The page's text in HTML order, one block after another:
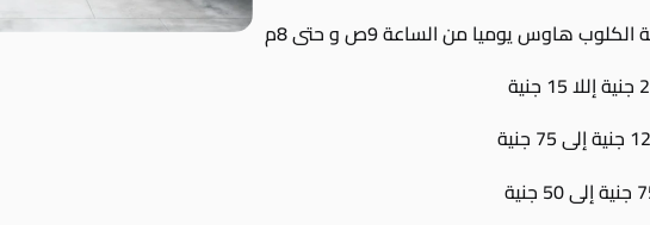
هاوس يوميا من الساعة 9ص و حتى 8م